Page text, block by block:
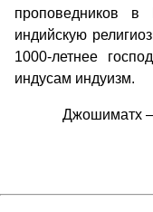
проповедников
индийскую
1000-летнее
индусам индуизм.
Джошиматх